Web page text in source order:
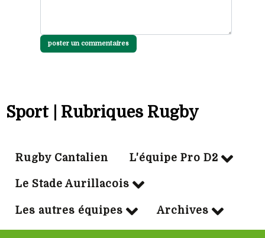
poster un commentaires
Sport | Rubriques Rugby
Rugby Cantalien L'équipe Pro D2
Le Stade Aurillacois
Les autres équipes Archives